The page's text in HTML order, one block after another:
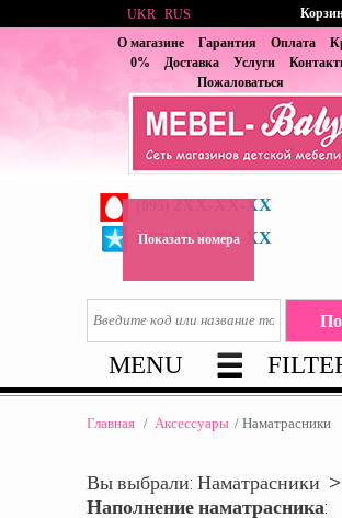
О магазине Гарантия Оплата
0%
Доставка Услуги
Пожаловаться
2XX-XX-XX
(067) 6XX-XX-XX
Показать номера
UKR RUS
MENU
Главная / Аксессуары / Наматрасники
Вы выбрали: Наматрасники >
Наполнение наматрасника: